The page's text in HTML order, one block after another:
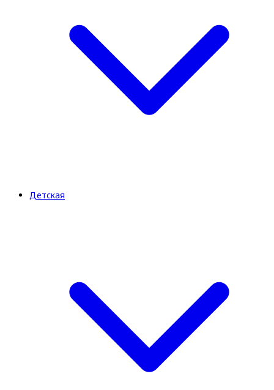
Детская